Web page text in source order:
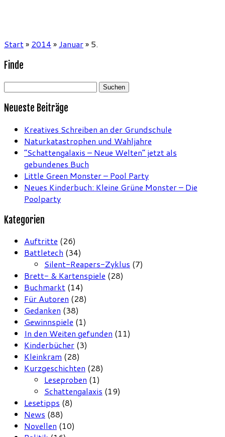
Start» 2014 » Januar» 5.
Finde
Suchen
Neueste Beiträge
Kreatives Schreiben an der Grundschule
Naturkatastrophen und Wahljahre
“Schattengalaxis – Neue Welten” jetzt als
gebundenes Buch
Little Green Monster – Pool Party
Neues Kinderbuch: Kleine Grüne Monster – Die
Poolparty
Kategorien
Auftritte (26)
Battletech (34)
Silent-Reapers-Zyklus (7)
Brett- & Kartenspiele (28)
Buchmarkt (14)
Für Autoren (28)
Gedanken (38)
Gewinnspiele (1)
In den Weiten gefunden (11)
Kinderbücher (3)
Kleinkram (28)
Kurzgeschichten (28)
Leseproben (1)
Schattengalaxis (19)
Lesetipps (8)
News (88)
Novellen (10)